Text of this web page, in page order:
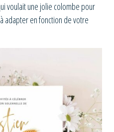
voulait une jolie colombe pour
adapter en fonction de votre